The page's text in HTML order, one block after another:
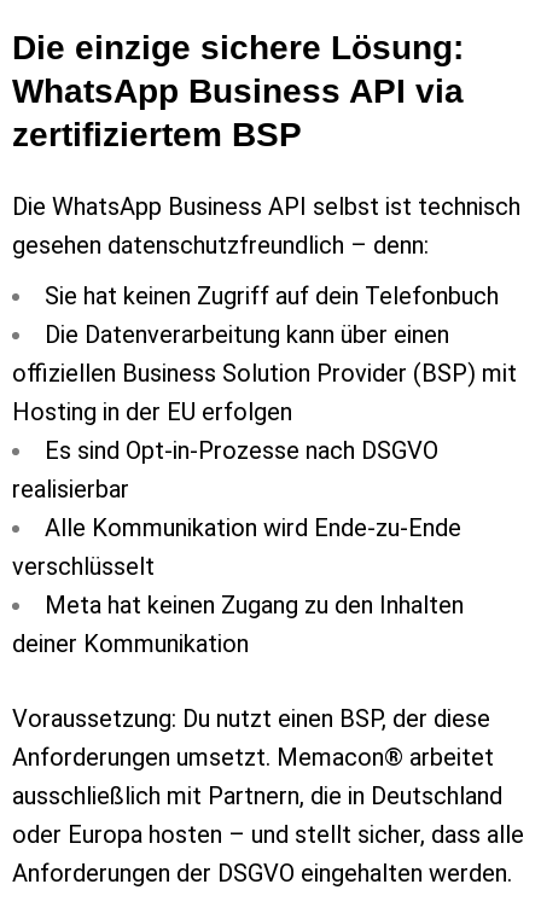
Die einzige sichere Lösung:
WhatsApp Business API via
zertifiziertem BSP
Die WhatsApp Business API selbst ist technisch
gesehen datenschutzfreundlich – denn:
Sie hat keinen Zugriff auf dein Telefonbuch
Die Datenverarbeitung kann über einen
offiziellen Business Solution Provider (BSP) mit
Hosting in der EU erfolgen
Es sind Opt-in-Prozesse nach DSGVO
realisierbar
Alle Kommunikation wird Ende-zu-Ende
verschlüsselt
Meta hat keinen Zugang zu den Inhalten
deiner Kommunikation
Voraussetzung: Du nutzt einen BSP, der diese
Anforderungen umsetzt. Memacon® arbeitet
ausschließlich mit Partnern, die in Deutschland
oder Europa hosten – und stellt sicher, dass alle
Anforderungen der DSGVO eingehalten werden.